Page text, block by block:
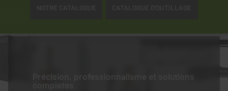
NOTRE CATALOGUE CATALOGUE D'OUTILLAGE
Précision, professionnalisme et solutions
complètes